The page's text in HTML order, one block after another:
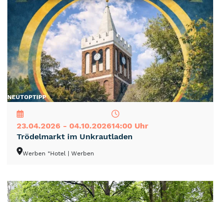
NEUTOPTIPP
23.04.2026 - 04.10.202614:00 Uhr
Trödelmarkt im Unkrautladen
Werben "Hotel | Werben